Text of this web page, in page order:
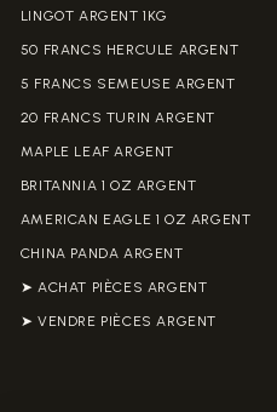
LINGOT ARGENT 1KG
50 FRANCS HERCULE ARGENT
5 FRANCS SEMEUSE ARGENT
20 FRANCS TURIN ARGENT
MAPLE LEAF ARGENT
BRITANNIA 1 OZ ARGENT
AMERICAN EAGLE 1 OZ ARGENT
CHINA PANDA ARGENT
➤ ACHAT PIÈCES ARGENT
➤ VENDRE PIÈCES ARGENT